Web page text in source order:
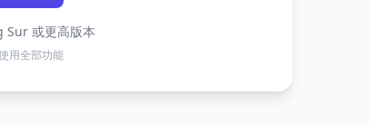
Sur 或更高版本
用全部功能